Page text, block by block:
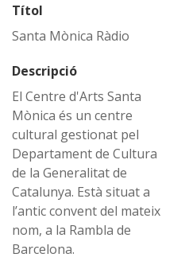
Títol
Santa Mònica Ràdio
Descripció
El Centre d'Arts Santa
Mònica és un centre
cultural gestionat pel
Departament de Cultura
de la Generalitat de
Catalunya. Està situat a
l’antic convent del mateix
nom, a la Rambla de
Barcelona.